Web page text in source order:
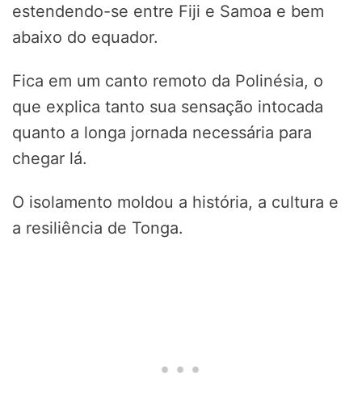
estendendo-se entre Fiji e Samoa e bem
abaixo do equador.
Fica em um canto remoto da Polinésia, o
que explica tanto sua sensação intocada
quanto a longa jornada necessária para
chegar lá.
O isolamento moldou a história, a cultura e
a resiliência de Tonga.